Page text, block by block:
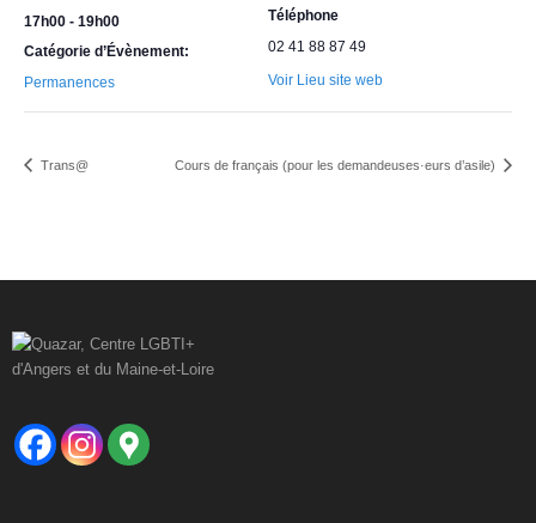
17h00 - 19h00
Catégorie d’Évènement:
Permanences
Téléphone
02 41 88 87 49
Voir Lieu site web
Trans@ Cours de français (pour les demandeuses·eurs d’asile)